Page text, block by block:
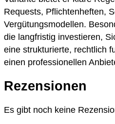
Requests, Pflichtenheften,
Vergütungsmodellen.
die langfristig investieren,
eine strukturierte, rechtlich
einen professionellen
Rezensionen
Es gibt noch keine